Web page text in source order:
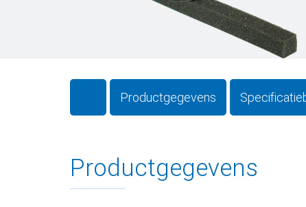
Productgegevens
Productgegevens